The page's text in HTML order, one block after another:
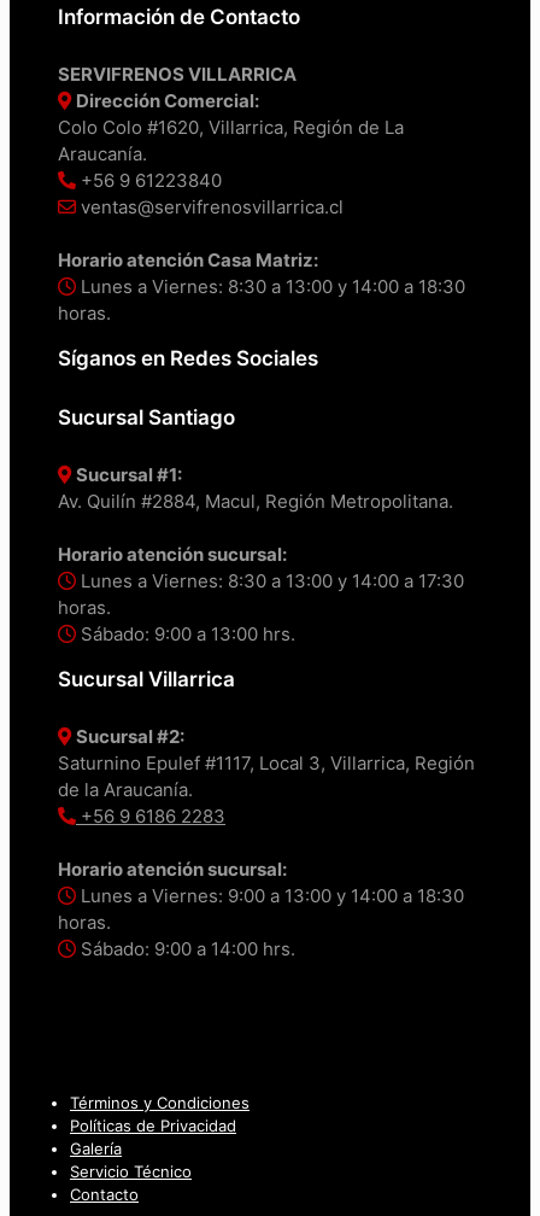
Información de Contacto
SERVIFRENOS VILLARRICA
Dirección Comercial:
Colo Colo #1620, Villarrica, Región de La
Araucanía.
+56 9 61223840
ventas@servifrenosvillarrica.cl
Horario atención Casa Matriz:
Lunes a Viernes: 8:30 a 13:00 y 14:00 a 18:30
horas.
Síganos en Redes Sociales
Sucursal Santiago
Sucursal #1:
Av. Quilín #2884, Macul, Región Metropolitana.
Horario atención sucursal:
Lunes a Viernes: 8:30 a 13:00 y 14:00 a 17:30
horas.
Sábado: 9:00 a 13:00 hrs.
Sucursal Villarrica
Sucursal #2:
Saturnino Epulef #1117, Local 3, Villarrica, Región
de la Araucanía.
+56 9 6186 2283
Horario atención sucursal:
Lunes a Viernes: 9:00 a 13:00 y 14:00 a 18:30
horas.
Sábado: 9:00 a 14:00 hrs.
Términos y Condiciones
Políticas de Privacidad
Galería
Servicio Técnico
Contacto